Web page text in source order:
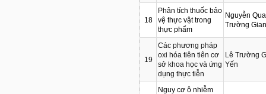
18
Phân tích thuốc bảo
vệ thực vật trong
thực phẩm
Nguyễn
Trường
19
Các phương pháp
oxi hóa tiên tiên cơ
sở khoa học và ứng
dụng thực tiễn
Lê Trường
Yến
Nguy cơ ô nhiễm